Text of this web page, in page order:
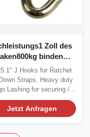
Zoll des
binden
Bügel
1" J Hooks for Ratchet
Straps, Heavy duty
Lashing for securing /
Jetzt Anfragen